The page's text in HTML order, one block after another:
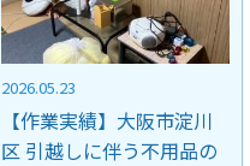
2026.05.15
【作業実績】京都市中京
区 引越しに伴う不用品の